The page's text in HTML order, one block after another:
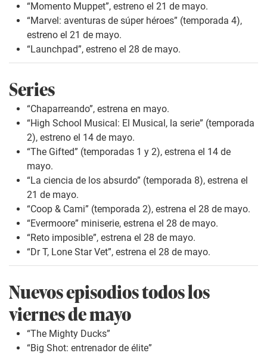
“Momento Muppet”, estreno el 21 de mayo.
“Marvel: aventuras de súper héroes” (temporada 4),
estreno el 21 de mayo.
“Launchpad”, estreno el 28 de mayo.
Series
“Chaparreando”, estrena en mayo.
“High School Musical: El Musical, la serie” (temporada
2), estreno el 14 de mayo.
“The Gifted” (temporadas 1 y 2), estrena el 14 de
mayo.
“La ciencia de los absurdo” (temporada 8), estrena el
21 de mayo.
“Coop & Cami” (temporada 2), estrena el 28 de mayo.
“Evermoore” miniserie, estrena el 28 de mayo.
“Reto imposible”, estrena el 28 de mayo.
“Dr T, Lone Star Vet”, estrena el 28 de mayo.
Nuevos episodios todos los
viernes de mayo
“The Mighty Ducks”
“Big Shot: entrenador de élite”